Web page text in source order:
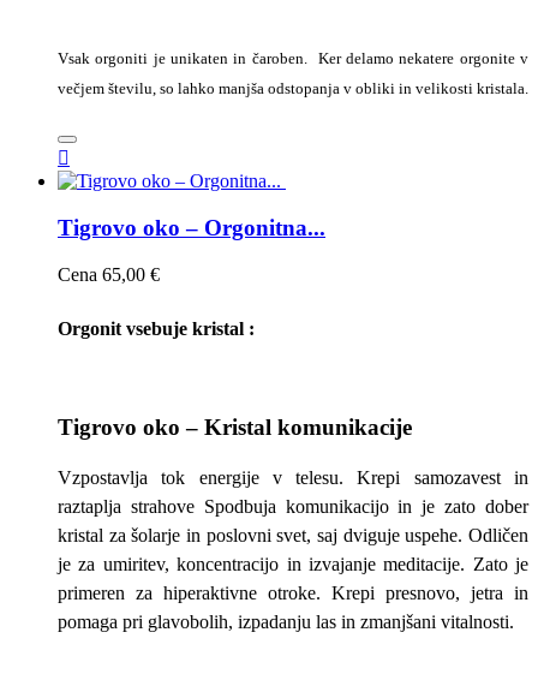
Vsak orgoniti je unikaten in čaroben. Ker delamo nekatere orgonite v
večjem številu, so lahko manjša odstopanja v obliki in velikosti kristala.

Tigrovo oko – Orgonitna...
Cena 65,00 €
Orgonit vsebuje kristal :
Tigrovo oko – Kristal komunikacije
Vzpostavlja tok energije v telesu. Krepi samozavest in
raztaplja strahove Spodbuja komunikacijo in je zato dober
kristal za šolarje in poslovni svet, saj dviguje uspehe. Odličen
je za umiritev, koncentracijo in izvajanje meditacije. Zato je
primeren za hiperaktivne otroke. Krepi presnovo, jetra in
pomaga pri glavobolih, izpadanju las in zmanjšani vitalnosti.